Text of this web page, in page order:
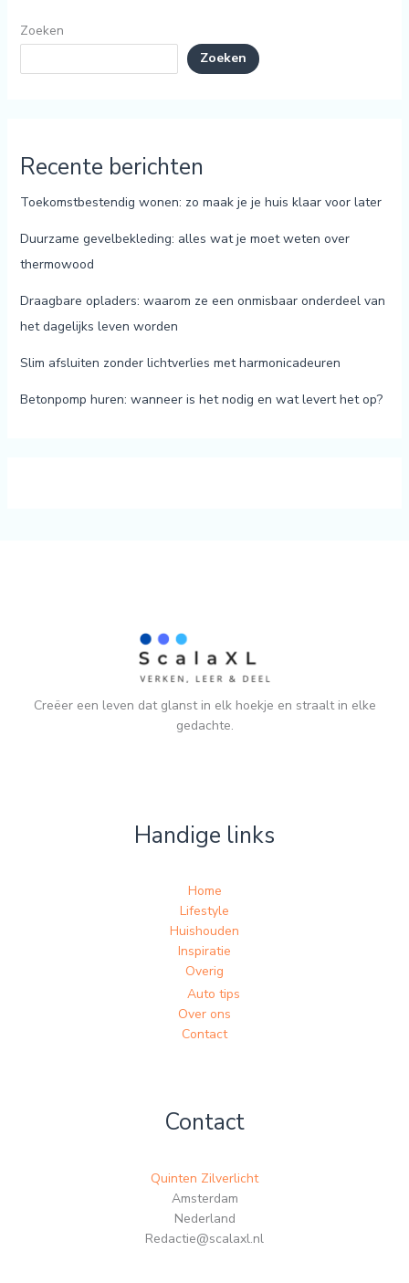
Zoeken
Zoeken
Recente berichten
Toekomstbestendig wonen: zo maak je je huis klaar voor later
Duurzame gevelbekleding: alles wat je moet weten over
thermowood
Draagbare opladers: waarom ze een onmisbaar onderdeel van
het dagelijks leven worden
Slim afsluiten zonder lichtverlies met harmonicadeuren
Betonpomp huren: wanneer is het nodig en wat levert het op?
Creëer een leven dat glanst in elk hoekje en straalt in elke
gedachte.
Handige links
Home
Lifestyle
Huishouden
Inspiratie
Overig
Auto tips
Over ons
Contact
Contact
Quinten Zilverlicht
Amsterdam
Nederland
Redactie@scalaxl.nl